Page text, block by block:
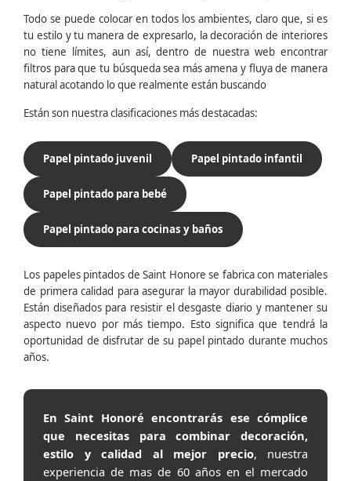
Todo se puede colocar en todos los ambientes, claro que, si es
tu estilo y tu manera de expresarlo, la decoración de interiores
no tiene límites, aun así, dentro de nuestra web encontrar
filtros para que tu búsqueda sea más amena y fluya de manera
natural acotando lo que realmente están buscando
Están son nuestra clasificaciones más destacadas:
Papel pintado juvenil Papel pintado infantil
Papel pintado para bebé
Papel pintado para cocinas y baños
Los papeles pintados de Saint Honore se fabrica con materiales
de primera calidad para asegurar la mayor durabilidad posible.
Están diseñados para resistir el desgaste diario y mantener su
aspecto nuevo por más tiempo. Esto significa que tendrá la
oportunidad de disfrutar de su papel pintado durante muchos
años.
En Saint Honoré encontrarás ese cómplice
que necesitas para combinar decoración,
estilo y calidad al mejor precio, nuestra
experiencia de mas de 60 años en el mercado